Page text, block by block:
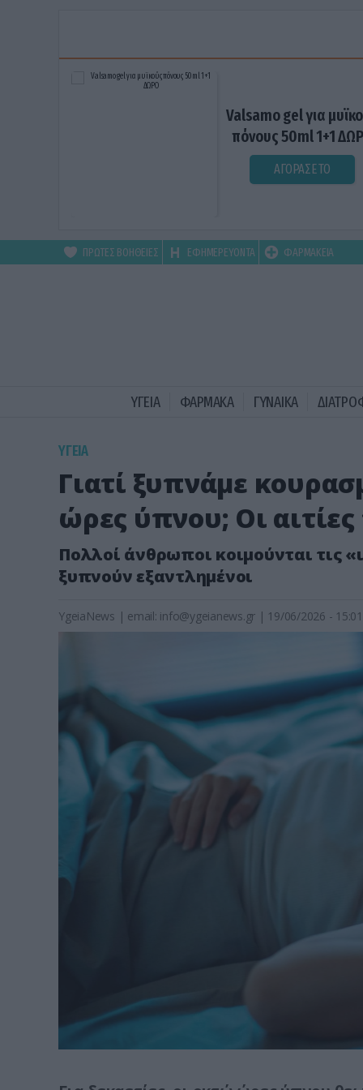
Valsamo gel για
πόνους 50ml 1+1
ΑΓΟΡΑΣΕ ΤΟ
ΠΡΩΤΕΣ ΒΟΗΘΕΙΕΣ ΕΦΗΜΕΡΕΥΟΝΤΑ ΦΑΡΜΑΚΕΙΑ
ΥΓΕΙΑ ΦΑΡΜΑΚΑ ΓΥΝΑΙΚΑ
ΥΓΕΙΑ
Γιατί ξυπνάμε
ώρες ύπνου; Οι
Πολλοί άνθρωποι κοιμούνται τις
ξυπνούν εξαντλημένοι
YgeiaNews | email: info@ygeianews.gr | 19/06/2026 - 15:01